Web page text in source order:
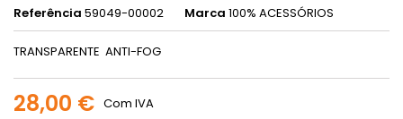
Referência 59049-00002 Marca 100% ACESSÓRIOS
TRANSPARENTE ANTI-FOG
28,00 € Com IVA